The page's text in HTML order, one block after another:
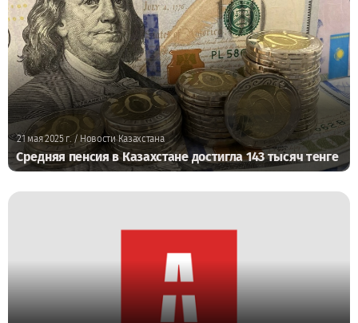
21 мая 2025 г./ Новости Казахстана
Средняя пенсия в Казахстане достигла 143 тысяч тенге